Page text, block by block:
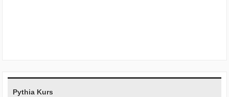
Pythia Kurs